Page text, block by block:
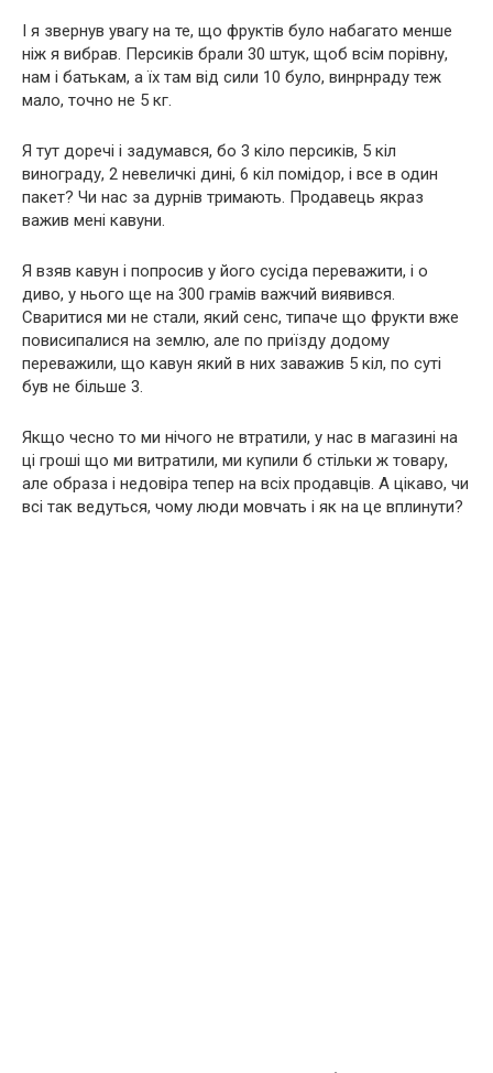
І я звернув увагу на те, що фруктів було набагато менше
ніж я вибрав. Персиків брали 30 штук, щоб всім порівну,
нам і батькам, а їх там від сили 10 було, винрнраду теж
мало, точно не 5 кг.
Я тут доречі і задумався, бо 3 кіло персиків, 5 кіл
винограду, 2 невеличкі дині, 6 кіл помідор, і все в один
пакет? Чи нас за дурнів тримають. Продавець якраз
важив мені кавуни.
Я взяв кавун і попросив у його сусіда переважити, і о
диво, у нього ще на 300 грамів важчий виявився.
Сваритися ми не стали, який сенс, типаче що фрукти вже
повисипалися на землю, але по приїзду додому
переважили, що кавун який в них заважив 5 кіл, по суті
був не більше 3.
Якщо чесно то ми нічого не втратили, у нас в магазині на
ці гроші що ми витратили, ми купили б стільки ж товару,
але образа і недовіра тепер на всіх продавців. А цікаво, чи
всі так ведуться, чому люди мовчать і як на це вплинути?